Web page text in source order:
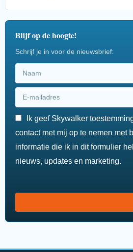
Blijf op de hoogte!
Schrijf je in voor de nieuwsbrief:
Ik geef Skywalker
contact met mij op te nemen met
informatie die ik in dit formulier
nieuws, updates en marketing.